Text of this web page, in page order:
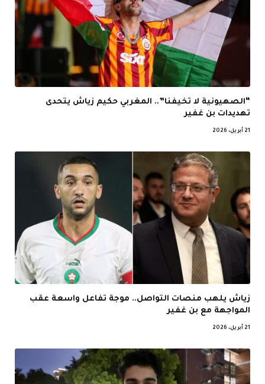
“الصهيونية لا تخيفنا”.. المغربي حكيم زياش يتحدى
تهديدات بن غفير
21 أبريل، 2026
زياش يلهب منصات التواصل.. موجة تفاعل واسعة عقب
المواجهة مع بن غفير
21 أبريل، 2026